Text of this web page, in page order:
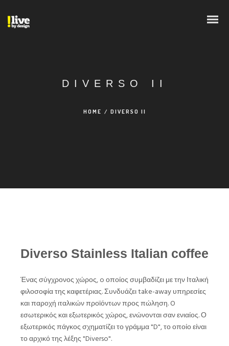
DIVERSO II
HOME / DIVERSO II
Diverso Stainless Italian coffee
Ένας σύγχρονος χώρος, o οποίος συμβαδίζει με την Ιταλική
φιλοσοφία της καφετέριας. Συνδυάζει take-away υπηρεσίες
και παροχή ιταλικών προϊόντων προς πώληση. O
εσωτερικός και εξωτερικός χώρος, ενώνονται σαν ενιαίος. Ο
εξωτερικός πάγκος σχηματίζει το γράμμα "D", το οποίο είναι
το αρχικό της λέξης "Diverso".